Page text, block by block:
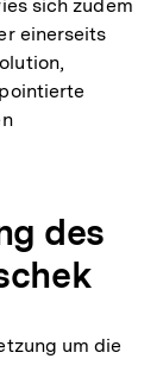
sich zudem
einerseits
des
um die